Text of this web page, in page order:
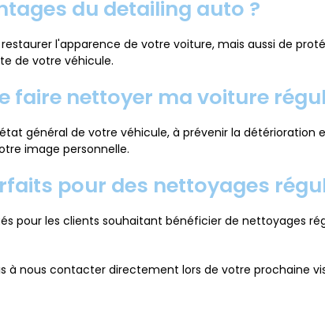
du detailing auto ?
l'apparence de votre voiture, mais aussi de
de votre véhicule.
faire nettoyer ma voiture
général de votre véhicule, à prévenir la
image personnelle.
pour des nettoyages
pour les clients souhaitant bénéficier de nettoyages
à nous contacter directement lors de votre prochaine